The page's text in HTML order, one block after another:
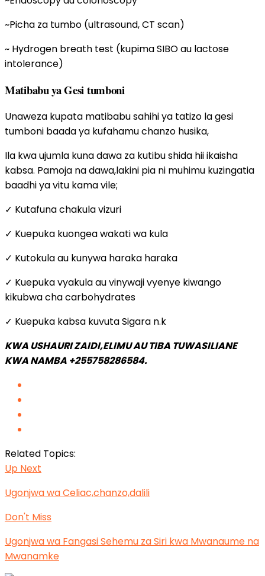
~Picha za tumbo (ultrasound, CT scan)
~ Hydrogen breath test (kupima SIBO au lactose
intolerance)
Matibabu ya Gesi tumboni
Unaweza kupata matibabu sahihi ya tatizo la gesi
tumboni baada ya kufahamu chanzo husika,
Ila kwa ujumla kuna dawa za kutibu shida hii ikaisha
kabsa. Pamoja na dawa,lakini pia ni muhimu kuzingatia
baadhi ya vitu kama vile;
✓ Kutafuna chakula vizuri
✓ Kuepuka kuongea wakati wa kula
✓ Kutokula au kunywa haraka haraka
✓ Kuepuka vyakula au vinywaji vyenye kiwango
kikubwa cha carbohydrates
✓ Kuepuka kabsa kuvuta Sigara n.k
KWA USHAURI ZAIDI,ELIMU AU TIBA TUWASILIANE
KWA NAMBA +255758286584.
Related Topics:
Up Next
Ugonjwa wa Celiac,chanzo,dalili
Don't Miss
Ugonjwa wa Fangasi Sehemu za Siri kwa Mwanaume na
Mwanamke